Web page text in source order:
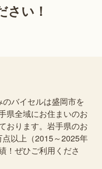
さい！
バイセルは盛岡市を
県全域にお住まいのお
おります。岩手県のお
以上（2015～2025年
！ぜひご利用くださ